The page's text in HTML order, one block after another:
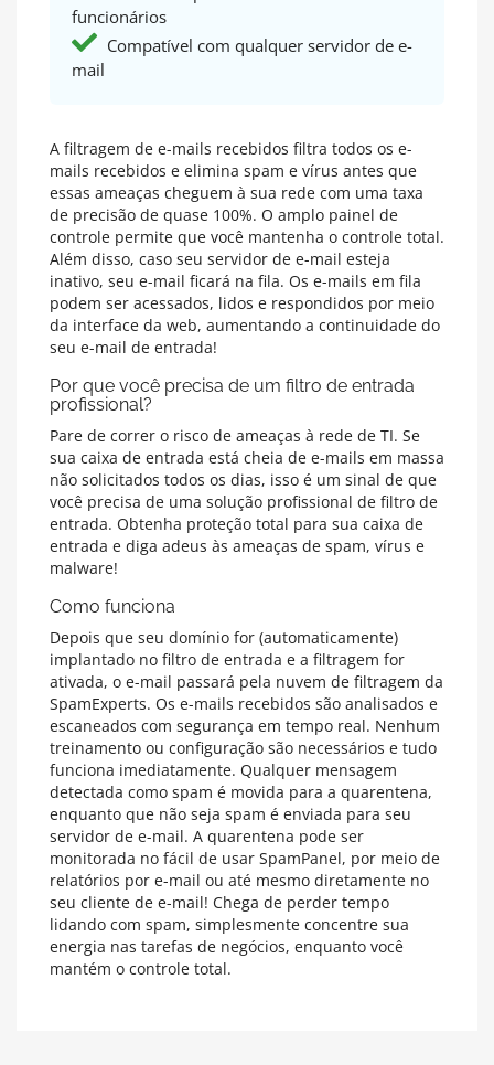
funcionários
Compatível com qualquer servidor de e-
mail
A filtragem de e-mails recebidos filtra todos os e-
mails recebidos e elimina spam e vírus antes que
essas ameaças cheguem à sua rede com uma taxa
de precisão de quase 100%. O amplo painel de
controle permite que você mantenha o controle total.
Além disso, caso seu servidor de e-mail esteja
inativo, seu e-mail ficará na fila. Os e-mails em fila
podem ser acessados, lidos e respondidos por meio
da interface da web, aumentando a continuidade do
seu e-mail de entrada!
Por que você precisa de um filtro de entrada
profissional?
Pare de correr o risco de ameaças à rede de TI. Se
sua caixa de entrada está cheia de e-mails em massa
não solicitados todos os dias, isso é um sinal de que
você precisa de uma solução profissional de filtro de
entrada. Obtenha proteção total para sua caixa de
entrada e diga adeus às ameaças de spam, vírus e
malware!
Como funciona
Depois que seu domínio for (automaticamente)
implantado no filtro de entrada e a filtragem for
ativada, o e-mail passará pela nuvem de filtragem da
SpamExperts. Os e-mails recebidos são analisados e
escaneados com segurança em tempo real. Nenhum
treinamento ou configuração são necessários e tudo
funciona imediatamente. Qualquer mensagem
detectada como spam é movida para a quarentena,
enquanto que não seja spam é enviada para seu
servidor de e-mail. A quarentena pode ser
monitorada no fácil de usar SpamPanel, por meio de
relatórios por e-mail ou até mesmo diretamente no
seu cliente de e-mail! Chega de perder tempo
lidando com spam, simplesmente concentre sua
energia nas tarefas de negócios, enquanto você
mantém o controle total.